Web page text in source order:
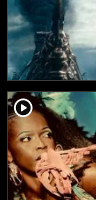
player2